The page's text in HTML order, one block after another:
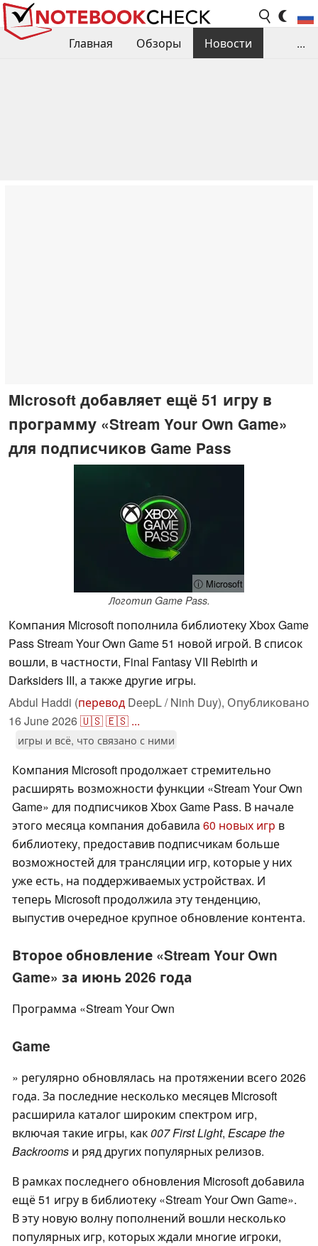
Главная Обзоры
Новости
...
Microsoft добавляет ещё 51 игру в
программу «Stream Your Own Game»
для подписчиков Game Pass
ⓘ Microsoft
Логотип Game Pass.
Компания Microsoft пополнила библиотеку Xbox Game
Pass Stream Your Own Game 51 новой игрой. В список
вошли, в частности, Final Fantasy VII Rebirth и
Darksiders III, а также другие игры.
Abdul Haddi (перевод DeepL / Ninh Duy), Опубликовано
16 June 2026🇺🇸🇪🇸 ...
игры и всё, что связано с ними
Компания Microsoft продолжает стремительно
расширять возможности функции «Stream Your Own
Game» для подписчиков Xbox Game Pass. В начале
этого месяца компания добавила 60 новых игр в
библиотеку, предоставив подписчикам больше
возможностей для трансляции игр, которые у них
уже есть, на поддерживаемых устройствах. И
теперь Microsoft продолжила эту тенденцию,
выпустив очередное крупное обновление контента.
Второе обновление «Stream Your Own
Game» за июнь 2026 года
Программа «Stream Your Own
Game
» регулярно обновлялась на протяжении всего 2026
года. За последние несколько месяцев Microsoft
расширила каталог широким спектром игр,
включая такие игры, как007 First Light, Escape the
Backrooms и ряд других популярных релизов.
В рамках последнего обновления Microsoft добавила
ещё 51 игру в библиотеку «Stream Your Own Game».
В эту новую волну пополнений вошли несколько
популярных игр, которых ждали многие игроки,